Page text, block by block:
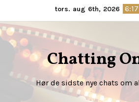
to
content
tors. aug 6th, 2026
Chatting
Hør de sidste nye chats om